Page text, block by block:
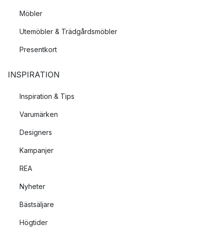
Möbler
Utemöbler & Trädgårdsmöbler
Presentkort
INSPIRATION
Inspiration & Tips
Varumärken
Designers
Kampanjer
REA
Nyheter
Bästsäljare
Högtider